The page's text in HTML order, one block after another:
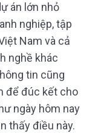
án lớn nhỏ
nghiệp, tập
Nam và cả
nghề khác
tin cũng
để đúc kết cho
ngày hôm nay
thấy điều này.